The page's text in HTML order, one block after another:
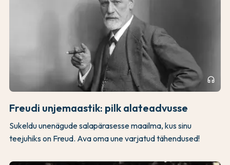
headphones
Freudi unjemaastik: pilk alateadvusse
Sukeldu unenägude salapärasesse maailma, kus sinu
teejuhiks on Freud. Ava oma une varjatud tähendused!